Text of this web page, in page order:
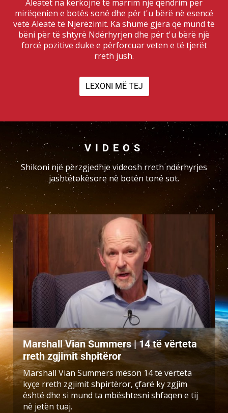
Aleatët na kërkojnë të marrim një qëndrim për
mirëqenien e botës sonë dhe për t'u bërë në esencë
vetë Aleatë të Njerëzimit. Ka shumë gjera që mund të
bëni për të shtyrë Ndërhyrjen dhe për t'u bërë një
forcë pozitive duke e përforcuar veten e të tjerët
rreth jush.
LEXONI MË TEJ
VIDEOS
Shikoni një përzgjedhje videosh rreth ndërhyrjes
jashtëtokësore në botën tonë sot.
Marshall Vian Summers | 14 të vërteta
rreth zgjimit shpitëror
Marshall Vian Summers mëson 14 të vërteta
kyçe rreth zgjimit shpirtëror, çfarë ky zgjim
është dhe si mund ta mbështesni shfaqen e tij
në jetën tuaj.